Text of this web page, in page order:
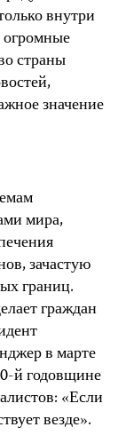
внутри
страны
значение
мира,
зачастую
границ.
граждан
в марте
й годовщине
«Если
везде».